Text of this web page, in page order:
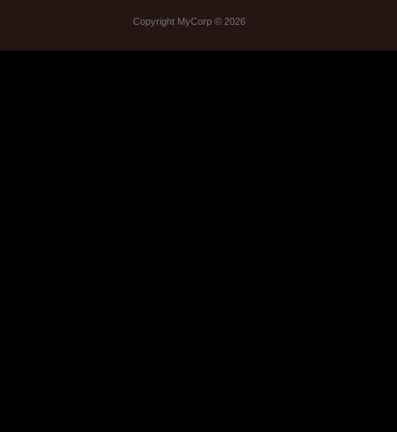
Copyright MyCorp © 2026